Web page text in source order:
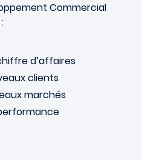
Commercial
d’affaires
clients
marchés